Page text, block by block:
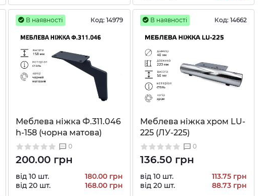
В наявності Код: 14979
Меблева ніжка Ф.311.046
h-158 (чорна матова)
0
200.00 грн
від 10 шт.
180.00 грн
від 20 шт.
168.00 грн
В наявності Код: 14662
Меблева ніжка хром LU-
225 (ЛУ-225)
0
136.50 грн
від 10 шт.
113.75 грн
від 20 шт.
88.73 грн